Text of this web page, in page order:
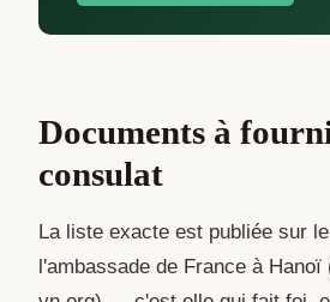
Documents à
consulat
La liste exacte est publiée sur
l'ambassade de France à Hanoï